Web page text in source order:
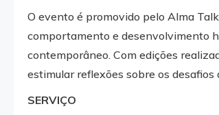
O evento é promovido pelo Alma
comportamento e desenvolvimento
contemporâneo. Com edições
estimular reflexões sobre os
SERVIÇO